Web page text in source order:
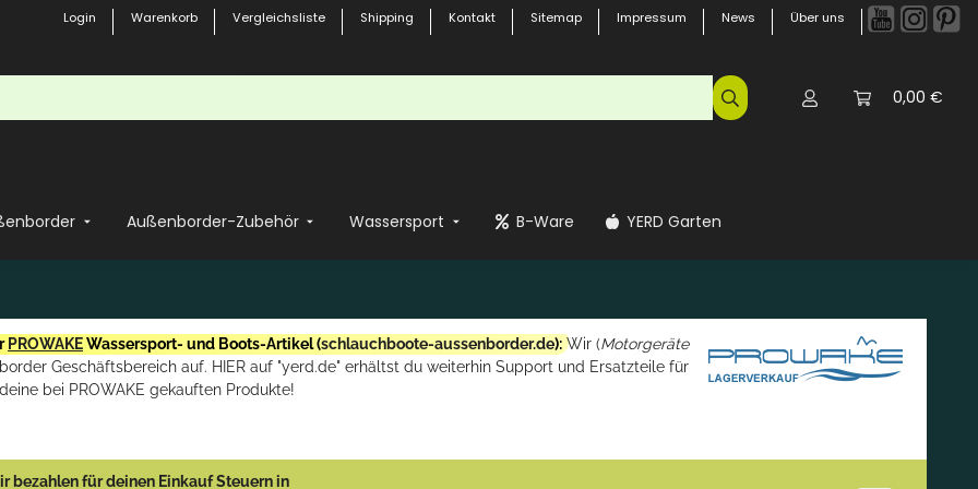
Login Warenkorb Vergleichsliste Shipping Kontakt Sitemap Impressum News Über uns
0,00 €
Außenborder-Zubehör Wassersport B-Ware YERD Garten
PROWAKEWassersport- und Boots-Artikel (schlauchboote-aussenborder.de): Wir (Motorgeräte
Geschäftsbereich auf. HIER auf "yerd.de" erhältst du weiterhin Support und Ersatzteile für
deine bei PROWAKE gekauften Produkte!
bezahlen für deinen Einkauf Steuern in